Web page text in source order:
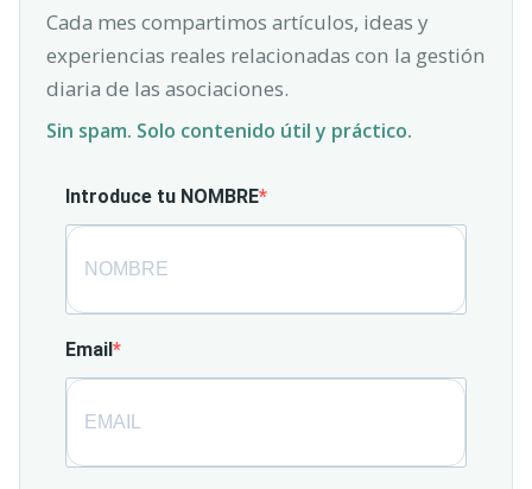
Cada mes compartimos artículos, ideas y
experiencias reales relacionadas con la gestión
diaria de las asociaciones.
Sin spam. Solo contenido útil y práctico.
Introduce tu NOMBRE
Email